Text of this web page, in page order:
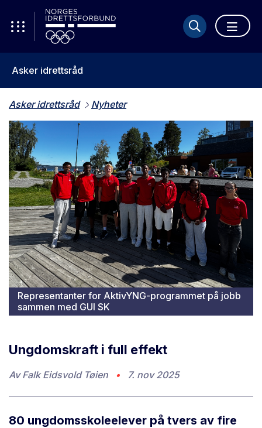
Asker idrettsråd
Asker idrettsråd Nyheter
Representanter for AktivYNG-programmet på jobb
sammen med GUI SK
Ungdomskraft i full effekt
AvFalk Eidsvold Tøien • 7. nov 2025
80 ungdomsskoleelever på tvers av fire